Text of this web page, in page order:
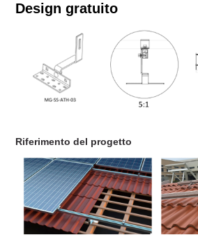
Design gratuito
Riferimento del progetto